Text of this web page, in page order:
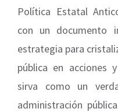
Política Estatal
con un documento
estrategia para
pública en acciones
sirva como un
administración